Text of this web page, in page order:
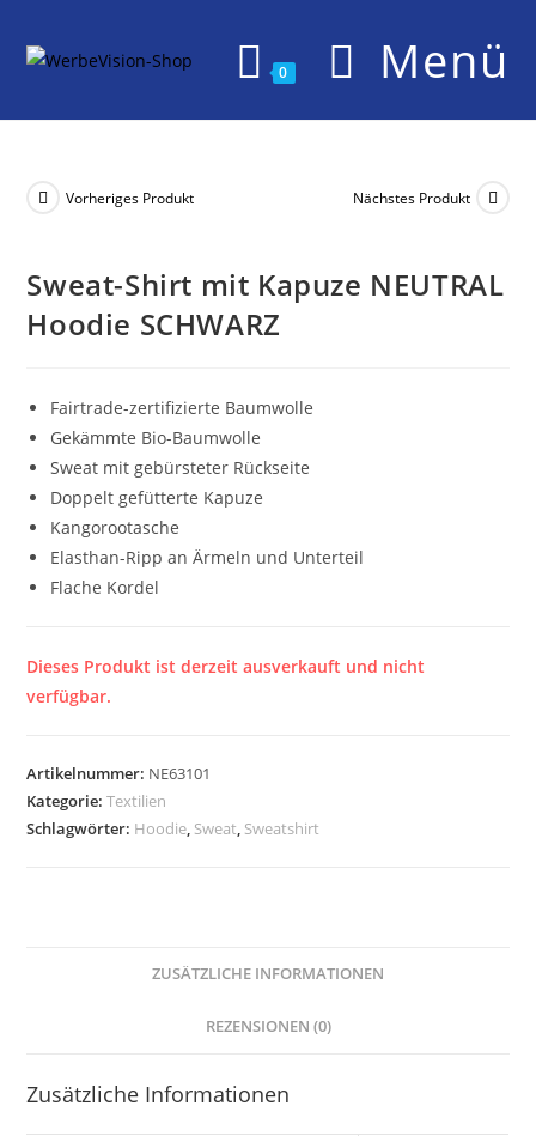
Inhalt
springen
0 Menü
Vorheriges Produkt Nächstes Produkt
Sweat-Shirt mit Kapuze NEUTRAL
Hoodie SCHWARZ
Fairtrade-zertifizierte Baumwolle
Gekämmte Bio-Baumwolle
Sweat mit gebürsteter Rückseite
Doppelt gefütterte Kapuze
Kangorootasche
Elasthan-Ripp an Ärmeln und Unterteil
Flache Kordel
Dieses Produkt ist derzeit ausverkauft und nicht
verfügbar.
Artikelnummer: NE63101
Kategorie:Textilien
Schlagwörter: Hoodie, Sweat, Sweatshirt
ZUSÄTZLICHE INFORMATIONEN
REZENSIONEN (0)
Zusätzliche Informationen